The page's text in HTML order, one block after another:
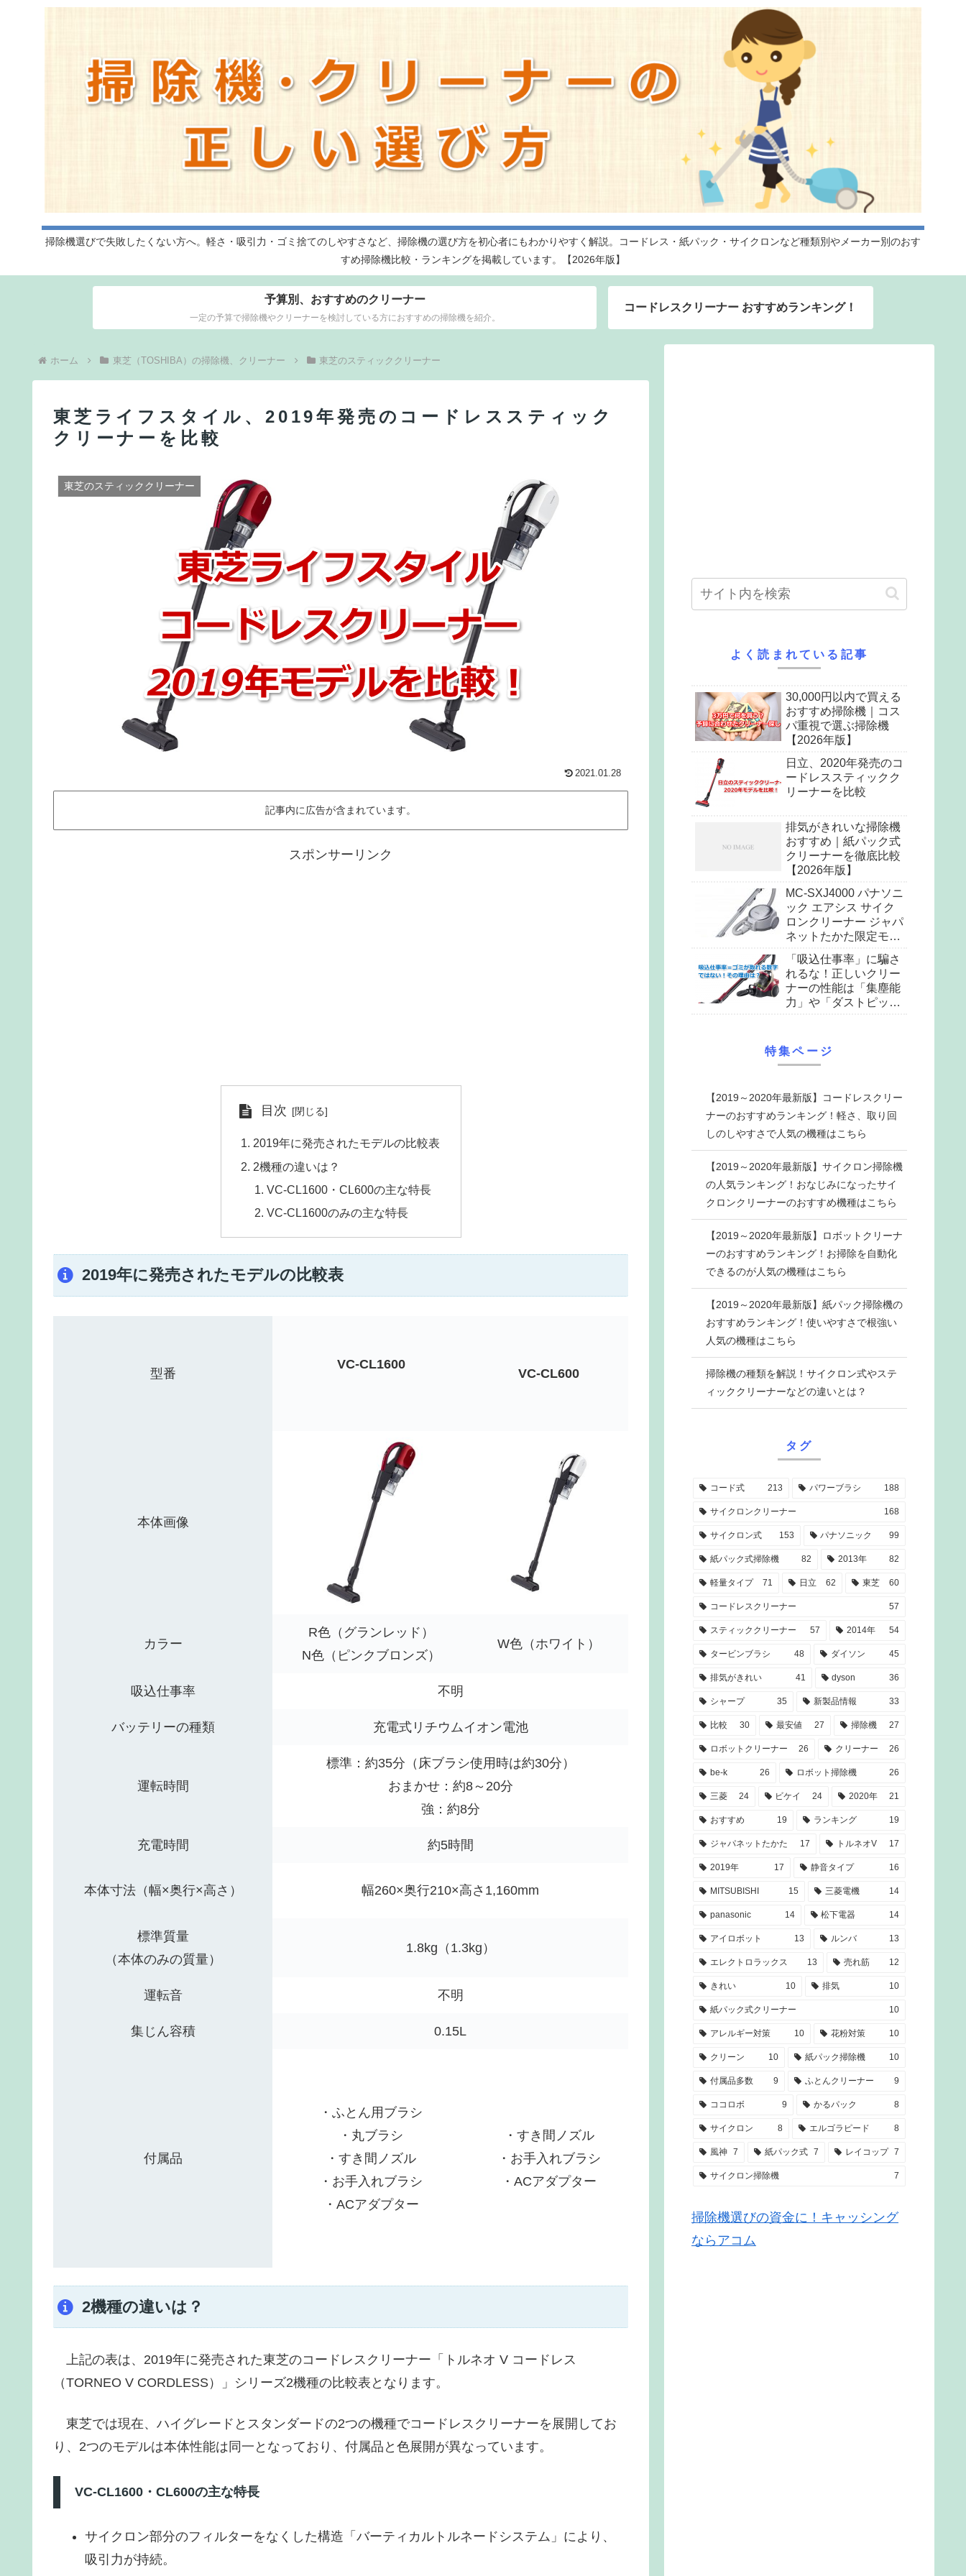
掃除機選びで失敗したくない方へ。軽さ・吸引力・ゴミ捨てのしやすさなど、掃除機の選び方を初心者にもわかりやすく解説。コードレス・紙パック・サイクロンなど種類別やメーカー別のおす
すめ掃除機比較・ランキングを掲載しています。【2026年版】
予算別、おすすめのクリーナー
一定の予算で掃除機やクリーナーを検討している方におすすめの掃除機を紹介。
コードレスクリーナー おすすめランキング！
ホーム 東芝（TOSHIBA）の掃除機、クリーナー 東芝のスティッククリーナー
東芝ライフスタイル、2019年発売のコードレススティック
クリーナーを比較
東芝のスティッククリーナー
2021.01.28
記事内に広告が含まれています。
スポンサーリンク
目次
2019年に発売されたモデルの比較表
2機種の違いは？
VC-CL1600・CL600の主な特長
VC-CL1600のみの主な特長
2019年に発売されたモデルの比較表
型番
VC-CL1600
VC-CL600
本体画像
カラー
R色（グランレッド）
N色（ピンクブロンズ）
W色（ホワイト）
吸込仕事率 不明
バッテリーの種類 充電式リチウムイオン電池
運転時間
標準：約35分（床ブラシ使用時は約30分）
おまかせ：約8～20分
強：約8分
充電時間 約5時間
本体寸法（幅×奥行×高さ） 幅260×奥行210×高さ1,160mm
標準質量
（本体のみの質量）
1.8kg（1.3kg）
運転音 不明
集じん容積 0.15L
付属品
・ふとん用ブラシ
・丸ブラシ
・すき間ノズル
・お手入れブラシ
・ACアダプター
・すき間ノズル
・お手入れブラシ
・ACアダプター
2機種の違いは？
上記の表は、2019年に発売された東芝のコードレスクリーナー「トルネオ V コードレス
（TORNEO V CORDLESS）」シリーズ2機種の比較表となります。
東芝では現在、ハイグレードとスタンダードの2つの機種でコードレスクリーナーを展開してお
り、2つのモデルは本体性能は同一となっており、付属品と色展開が異なっています。
VC-CL1600・CL600の主な特長
サイクロン部分のフィルターをなくした構造「バーティカルトルネードシステム」により、
吸引力が持続。
よく読まれている記事
30,000円以内で買える
おすすめ掃除機｜コス
パ重視で選ぶ掃除機
【2026年版】
日立、2020年発売のコ
ードレススティックク
リーナーを比較
排気がきれいな掃除機
おすすめ｜紙パック式
クリーナーを徹底比較
【2026年版】
MC-SXJ4000 パナソニ
ック エアシス サイク
ロンクリーナー ジャパ
ネットたかた限定モデ
「吸込仕事率」に騙さ
れるな！正しいクリー
ナーの性能は「集塵能
力」や「ダストピック
特集ページ
【2019～2020年最新版】コードレスクリー
ナーのおすすめランキング！軽さ、取り回
しのしやすさで人気の機種はこちら
【2019～2020年最新版】サイクロン掃除機
の人気ランキング！おなじみになったサイ
クロンクリーナーのおすすめ機種はこちら
【2019～2020年最新版】ロボットクリーナ
ーのおすすめランキング！お掃除を自動化
できるのが人気の機種はこちら
【2019～2020年最新版】紙パック掃除機の
おすすめランキング！使いやすさで根強い
人気の機種はこちら
掃除機の種類を解説！サイクロン式やステ
ィッククリーナーなどの違いとは？
タグ
コード式 213 パワーブラシ 188
サイクロンクリーナー 168
サイクロン式 153 パナソニック 99
紙パック式掃除機 82 2013年 82
軽量タイプ 71 日立 62 東芝 60
コードレスクリーナー 57
スティッククリーナー 57 2014年 54
タービンブラシ 48 ダイソン 45
排気がきれい 41 dyson 36
シャープ 35 新製品情報 33
比較 30 最安値 27 掃除機 27
ロボットクリーナー 26 クリーナー 26
be-k 26 ロボット掃除機 26
三菱 24 ビケイ 24 2020年 21
おすすめ 19 ランキング 19
ジャパネットたかた 17 トルネオV 17
2019年 17 静音タイプ 16
MITSUBISHI 15 三菱電機 14
panasonic 14 松下電器 14
アイロボット 13 ルンバ 13
エレクトロラックス 13 売れ筋 12
きれい 10 排気 10
紙パック式クリーナー 10
アレルギー対策 10 花粉対策 10
クリーン 10 紙パック掃除機 10
付属品多数 9 ふとんクリーナー 9
ココロボ 9 かるパック 8
サイクロン 8 エルゴラピード 8
風神 7 紙パック式 7 レイコップ 7
サイクロン掃除機 7
掃除機選びの資金に！キャッシング
ならアコム